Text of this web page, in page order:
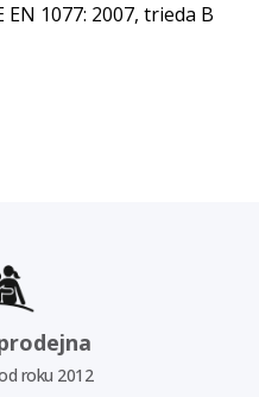
1077: 2007, trieda B
roku 2012